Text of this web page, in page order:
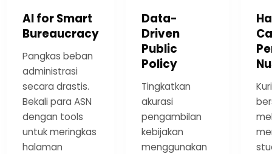
AI for Smart
Bureaucracy
Pangkas beban
administrasi
secara drastis.
Bekali para ASN
dengan tools
untuk meringkas
halaman
Data-
Driven
Public
Policy
Tingkatkan
akurasi
pengambilan
kebijakan
menggunakan